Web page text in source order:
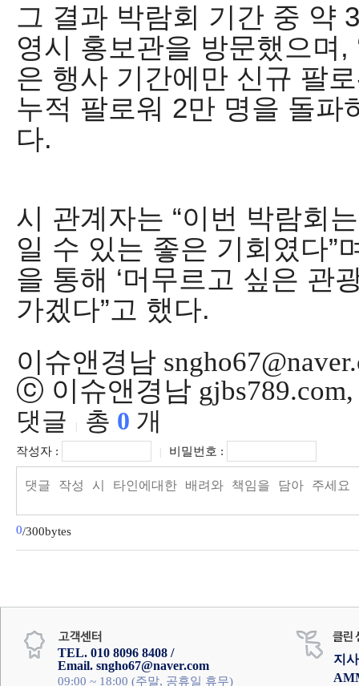
그 결과 박람회 기간 중 약 3
영시 홍보관을 방문했으며 ,
은 행사 기간에만 신규 팔
누적 팔로워 2만 명을 돌파
다.
시 관계자는 “이번 박람회
일 수 있는 좋은 기회였다”
을 통해 ‘머무르고 싶은 관
가겠다”고 했다.
이슈앤경남
ⓒ 이슈앤경남
댓글 총 0 개
작성자 : 비밀번호 :
0/300bytes
TEL. 010 8096 8408 /
Email. sngho67@naver.com
09:00 ~ 18:00 (주말, 공휴일 휴무)
지